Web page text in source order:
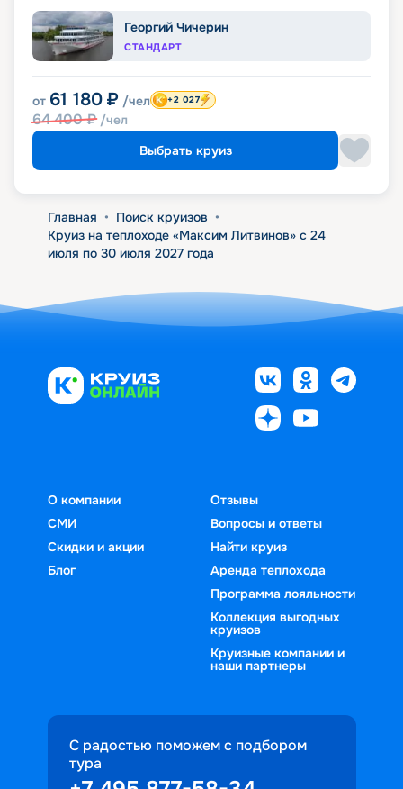
Георгий Чичерин
СТАНДАРТ
от 61 180 ₽ /чел
64 400₽ /чел
+2 027
Выбрать круиз
Главная • Поиск круизов •
Круиз на теплоходе «Максим Литвинов» с 24
июля по 30 июля 2027 года
О компании
СМИ
Скидки и акции
Блог
Отзывы
Вопросы и ответы
Найти круиз
Аренда теплохода
Программа лояльности
Коллекция выгодных
круизов
Круизные компании и
наши партнеры
С радостью поможем с подбором
тура